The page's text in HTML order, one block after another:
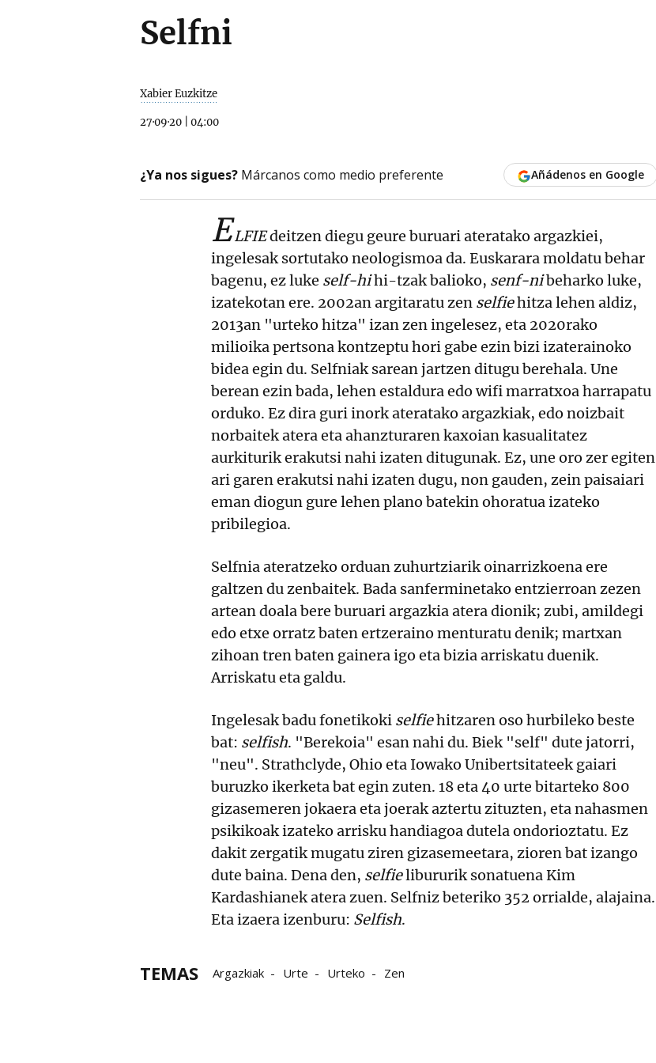
Selfni
Xabier Euzkitze
27·09·20 04:00
¿Ya nos sigues? Márcanos como medio preferente Añádenos en Google
ELFIEdeitzen diegu geure buruari ateratako argazkiei,
ingelesak sortutako neologismoa da. Euskarara moldatu behar
bagenu, ez luke self-hihi-tzak balioko, senf-nibeharko luke,
izatekotan ere. 2002an argitaratu zen selfiehitza lehen aldiz,
2013an "urteko hitza" izan zen ingelesez, eta 2020rako
milioika pertsona kontzeptu hori gabe ezin bizi izaterainoko
bidea egin du. Selfniak sarean jartzen ditugu berehala. Une
berean ezin bada, lehen estaldura edo wifi marratxoa harrapatu
orduko. Ez dira guri inork ateratako argazkiak, edo noizbait
norbaitek atera eta ahanzturaren kaxoian kasualitatez
aurkiturik erakutsi nahi izaten ditugunak. Ez, une oro zer egiten
ari garen erakutsi nahi izaten dugu, non gauden, zein paisaiari
eman diogun gure lehen plano batekin ohoratua izateko
pribilegioa.
Selfnia ateratzeko orduan zuhurtziarik oinarrizkoena ere
galtzen du zenbaitek. Bada sanferminetako entzierroan zezen
artean doala bere buruari argazkia atera dionik; zubi, amildegi
edo etxe orratz baten ertzeraino menturatu denik; martxan
zihoan tren baten gainera igo eta bizia arriskatu duenik.
Arriskatu eta galdu.
Ingelesak badu fonetikoki selfiehitzaren oso hurbileko beste
bat: selfish. "Berekoia" esan nahi du. Biek "self" dute jatorri,
"neu". Strathclyde, Ohio eta Iowako Unibertsitateek gaiari
buruzko ikerketa bat egin zuten. 18 eta 40 urte bitarteko 800
gizasemeren jokaera eta joerak aztertu zituzten, eta nahasmen
psikikoak izateko arrisku handiagoa dutela ondorioztatu. Ez
dakit zergatik mugatu ziren gizasemeetara, zioren bat izango
dute baina. Dena den, selfielibururik sonatuena Kim
Kardashianek atera zuen. Selfniz beteriko 352 orrialde, alajaina.
Eta izaera izenburu: Selfish.
TEMAS Argazkiak Urte Urteko Zen